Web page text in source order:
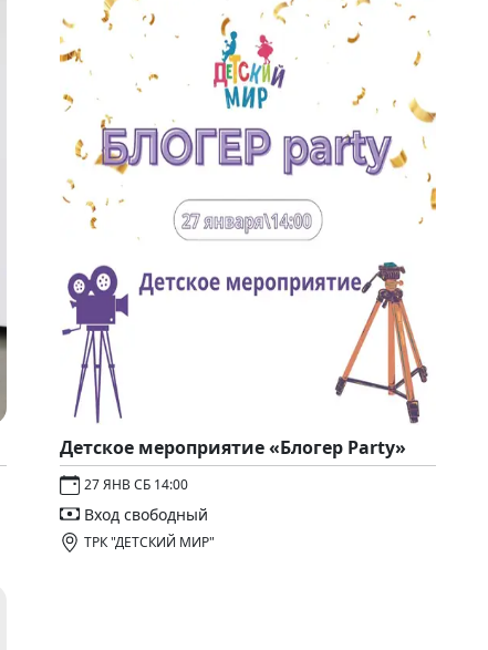
Детское мероприятие «Блогер Party»
27 ЯНВ СБ 14:00
Вход свободный
ТРК "ДЕТСКИЙ МИР"